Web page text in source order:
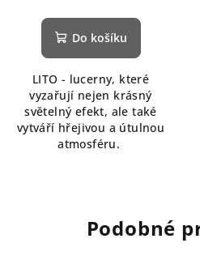
Do košíku
LITO - lucerny, které
vyzařují nejen krásný
světelný efekt, ale také
vytváří hřejivou a útulnou
atmosféru.
Podobné